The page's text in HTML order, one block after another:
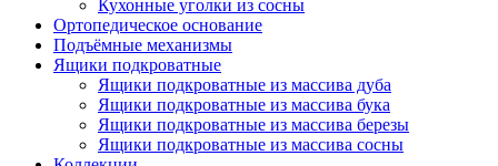
Кухонные уголки из сосны
Ортопедическое основание
Подъёмные механизмы
Ящики подкроватные
Ящики подкроватные из массива дуба
Ящики подкроватные из массива бука
Ящики подкроватные из массива березы
Ящики подкроватные из массива сосны